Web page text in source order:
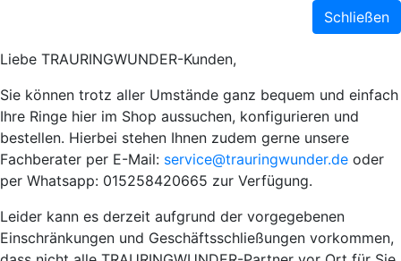
Schließen
Liebe TRAURINGWUNDER-Kunden,
Sie können trotz aller Umstände ganz bequem und einfach
Ihre Ringe hier im Shop aussuchen, konfigurieren und
bestellen. Hierbei stehen Ihnen zudem gerne unsere
Fachberater per E-Mail: service@trauringwunder.de oder
per Whatsapp: 015258420665 zur Verfügung.
Leider kann es derzeit aufgrund der vorgegebenen
Einschränkungen und Geschäftsschließungen vorkommen,